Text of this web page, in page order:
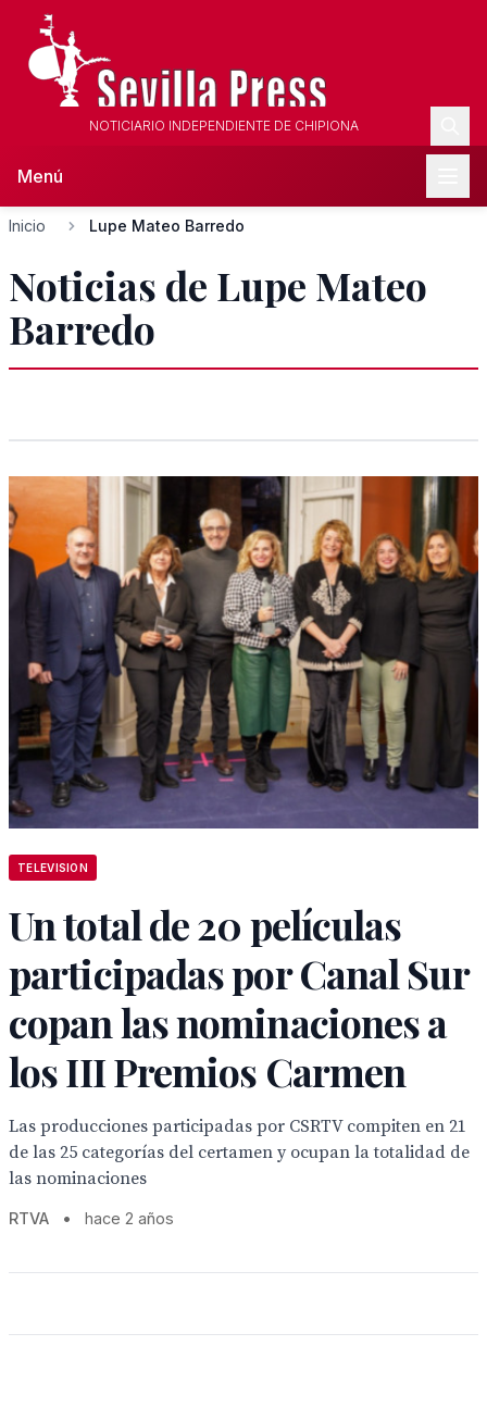
NOTICIARIO INDEPENDIENTE DE CHIPIONA
Menú
Inicio Lupe Mateo Barredo
Noticias de Lupe Mateo
Barredo
TELEVISION
Un total de 20 películas
participadas por Canal Sur
copan las nominaciones a
los III Premios Carmen
Las producciones participadas por CSRTV compiten en 21
de las 25 categorías del certamen y ocupan la totalidad de
las nominaciones
RTVA • hace 2 años